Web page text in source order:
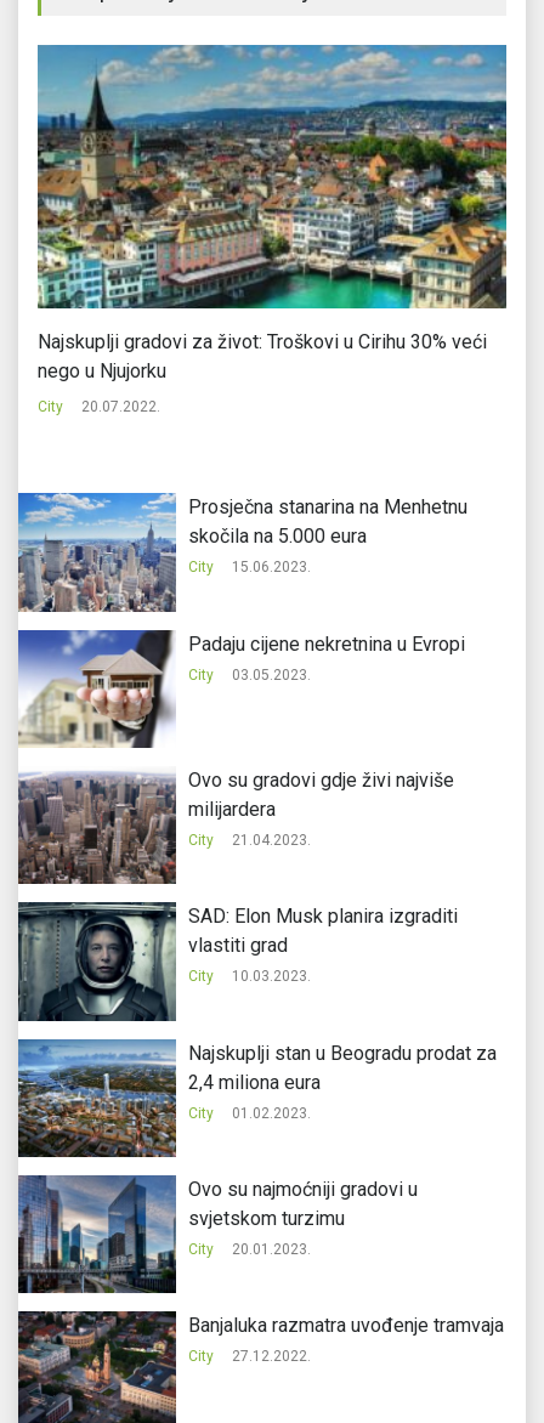
Najskuplji gradovi za život: Troškovi u Cirihu 30% veći
nego u Njujorku
City 20.07.2022.
Prosječna stanarina na Menhetnu
skočila na 5.000 eura
City 15.06.2023.
Padaju cijene nekretnina u Evropi
City 03.05.2023.
Ovo su gradovi gdje živi najviše
milijardera
City 21.04.2023.
SAD: Elon Musk planira izgraditi
vlastiti grad
City 10.03.2023.
Najskuplji stan u Beogradu prodat za
2,4 miliona eura
City 01.02.2023.
Ovo su najmoćniji gradovi u
svjetskom turzimu
City 20.01.2023.
Banjaluka razmatra uvođenje tramvaja
City 27.12.2022.